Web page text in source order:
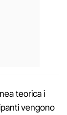
teorica i
vengono